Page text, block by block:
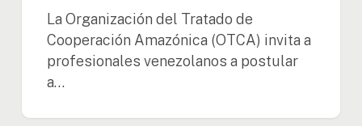
La Organización del Tratado de
Cooperación Amazónica (OTCA) invita a
profesionales venezolanos a postular
a…